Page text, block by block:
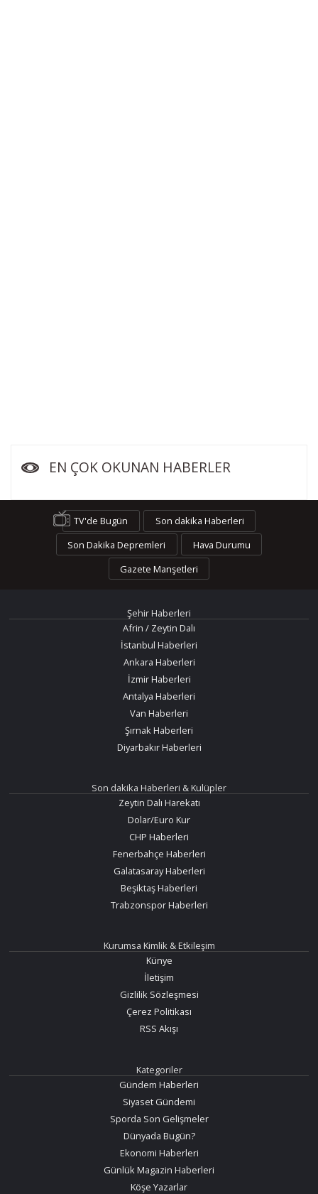
EN ÇOK OKUNAN HABERLER
TV'de Bugün
Son dakika Haberleri
Son Dakika Depremleri
Hava Durumu
Gazete Manşetleri
Şehir Haberleri
Afrin / Zeytin Dalı
İstanbul Haberleri
Ankara Haberleri
İzmir Haberleri
Antalya Haberleri
Van Haberleri
Şırnak Haberleri
Diyarbakır Haberleri
Son dakika Haberleri & Kulüpler
Zeytin Dalı Harekatı
Dolar/Euro Kur
CHP Haberleri
Fenerbahçe Haberleri
Galatasaray Haberleri
Beşiktaş Haberleri
Trabzonspor Haberleri
Kurumsa Kimlik & Etkileşim
Künye
İletişim
Gizlilik Sözleşmesi
Çerez Politikası
RSS Akışı
Kategoriler
Gündem Haberleri
Siyaset Gündemi
Sporda Son Gelişmeler
Dünyada Bugün?
Ekonomi Haberleri
Günlük Magazin Haberleri
Köşe Yazarlar